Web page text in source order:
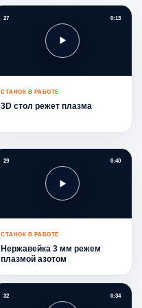
27 0:13
СТАНОК В РАБОТЕ
3D стол режет плазма
29 0:40
СТАНОК В РАБОТЕ
Нержавейка 3 мм режем
плазмой азотом
32 0:34